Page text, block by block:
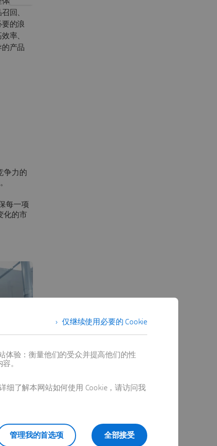
回、
的浪
率、
产品
争力的
每一项
化的市
仅继续使用必要的 Cookie
体验：衡量他们的受众并提高他们的性
。
细了解本网站如何使用 Cookie，请访问我
全部接受
管理我的首选项